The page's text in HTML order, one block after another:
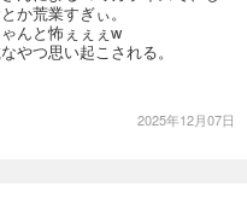
か荒業すぎぃ。
んと怖ぇぇぇw
やつ思い起こされる。
2025年12月07日